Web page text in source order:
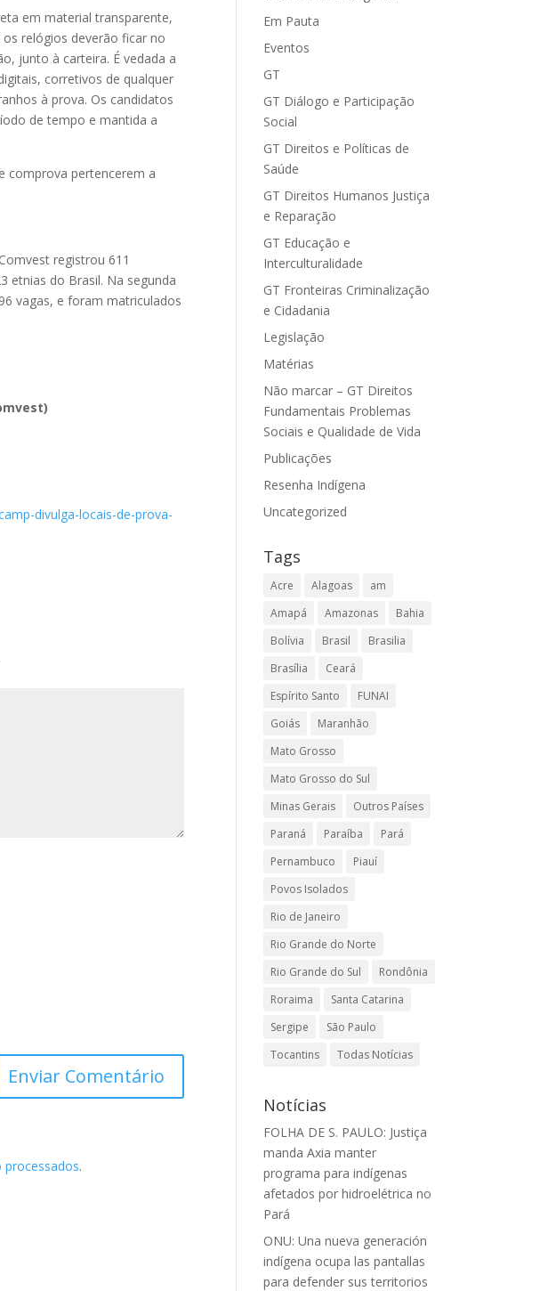
em material transparente,
relógios deverão ficar no
junto à carteira. É vedada a
corretivos de qualquer
à prova. Os candidatos
de tempo e mantida a
comprova pertencerem a
registrou 611
etnias do Brasil. Na segunda
vagas, e foram matriculados
divulga-locais-de-prova-
processados.
Em Pauta
Eventos
GT
GT Diálogo e Participação
Social
GT Direitos e Políticas de
Saúde
GT Direitos Humanos Justiça
e Reparação
GT Educação e
Interculturalidade
GT Fronteiras Criminalização
e Cidadania
Legislação
Matérias
Não marcar – GT Direitos
Fundamentais Problemas
Sociais e Qualidade de Vida
Publicações
Resenha Indígena
Uncategorized
Tags
Acre Alagoas
am
Amapá
Amazonas
Bahia
Bolívia
Brasil
Brasilia
Brasília
Ceará
Espírito Santo
FUNAI
Goiás
Maranhão
Mato Grosso
Mato Grosso do Sul
Minas Gerais
Outros Países
Paraná
Paraíba
Pará
Pernambuco
Piauí
Povos Isolados
Rio de Janeiro
Rio Grande do Norte
Rio Grande do Sul
Rondônia
Roraima
Santa Catarina
Sergipe
São Paulo
Tocantins
Todas Notícias
Notícias
FOLHA DE S. PAULO: Justiça
manda Axia manter
programa para indígenas
afetados por hidroelétrica no
Pará
ONU: Una nueva generación
indígena ocupa las pantallas
para defender sus territorios